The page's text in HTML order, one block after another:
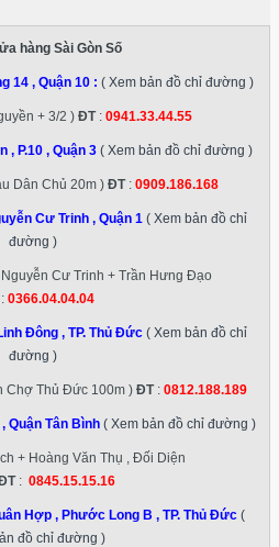
hàng Sài Gòn Số
14 , Quận 10: ( Xem bản đồ chỉ đường )
+ 3/2 ) ĐT: 0941.33.44.55
, P.10 , Quận 3 ( Xem bản đồ chỉ đường )
Dân Chủ 20m ) ĐT: 0909.186.168
Cư Trinh , Quận 1 ( Xem bản đồ chỉ
đường )
Cư Trinh + Trần Hưng Đạo
0366.04.04.04
Đông , TP. Thủ Đức( Xem bản đồ chỉ
đường )
Chợ Thủ Đức 100m ) ĐT: 0812.188.189
Quận Tân Bình ( Xem bản đồ chỉ đường )
+ Hoàng Văn Thụ , Đối Diện
: 0845.15.15.16
Hợp , Phước Long B , TP. Thủ Đức (
đồ chỉ đường )